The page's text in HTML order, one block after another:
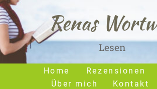
Home Rezensionen
Über mich
Kontakt
Renas
Lesen